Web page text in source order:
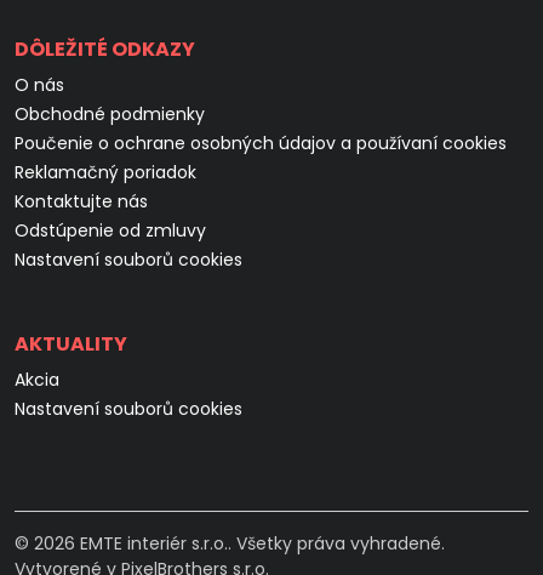
DÔLEŽITÉ ODKAZY
O nás
Obchodné podmienky
Poučenie o ochrane osobných údajov a používaní cookies
Reklamačný poriadok
Kontaktujte nás
Odstúpenie od zmluvy
Nastavení souborů cookies
AKTUALITY
Akcia
Nastavení souborů cookies
© 2026 EMTE interiér s.r.o.. Všetky práva vyhradené.
Vytvorené v PixelBrothers s.r.o.